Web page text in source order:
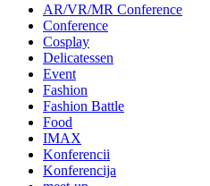
AR/VR/MR Conference
Conference
Cosplay
Delicatessen
Event
Fashion
Fashion Battle
Food
IMAX
Konferencii
Konferencija